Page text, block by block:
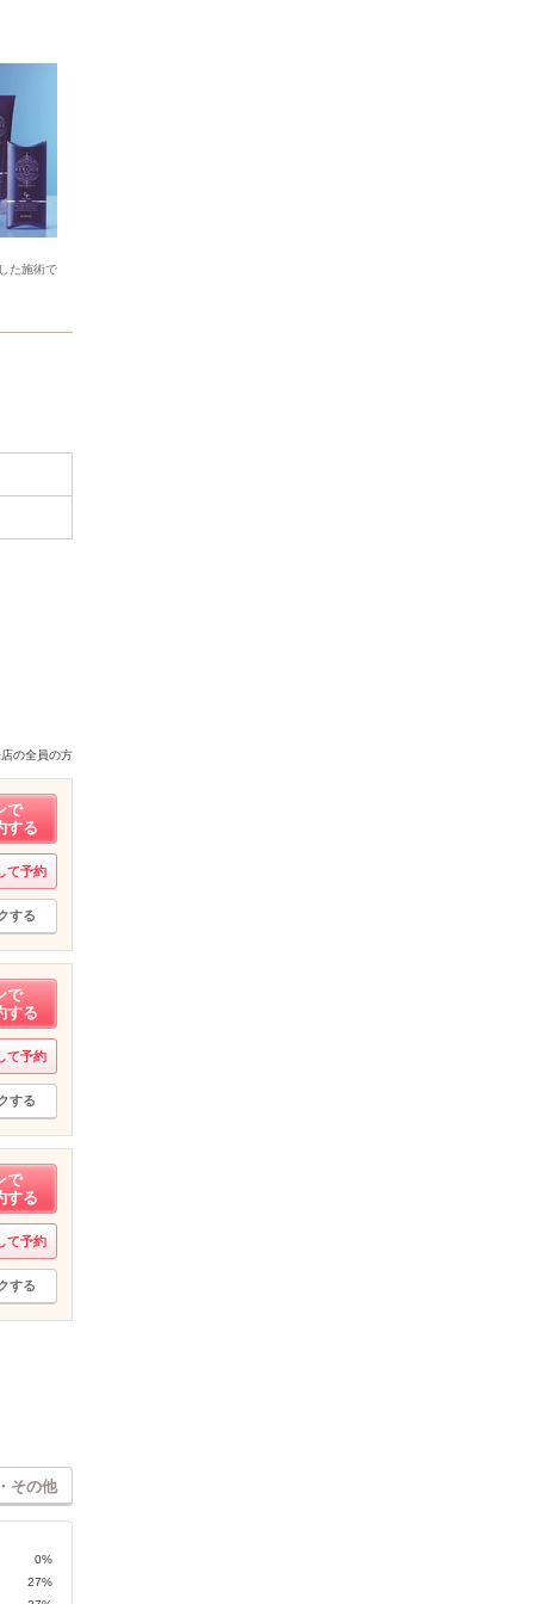
た施術で
の全員の方
で
する
て予約
する
で
する
て予約
する
で
する
て予約
する
その他
0%
27%